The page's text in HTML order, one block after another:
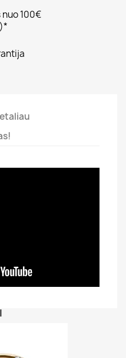
100€